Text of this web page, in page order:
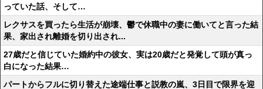
っていた話、そして…
レクサスを買ったら生活が崩壊、鬱で休職中の妻に働いてと言った結
果、家出され離婚を切り出され...
27歳だと信じていた婚約中の彼女、実は20歳だと発覚して頭が真っ
白になった結果…
パートからフルに切り替えた途端仕事と説教の嵐、3日目で限界を迎